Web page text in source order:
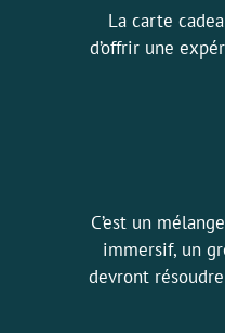
La carte
d’offrir une
C’est un
immersif, un
devront